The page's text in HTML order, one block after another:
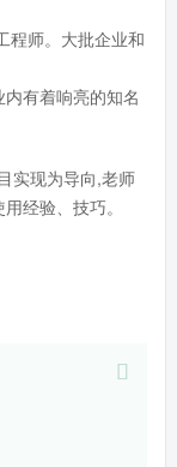
程师。大批企业和
有着响亮的知名
实现为导向,老师
经验、技巧。